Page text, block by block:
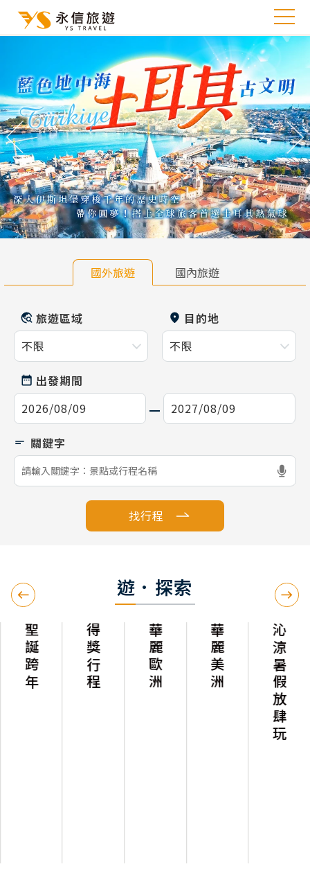
往前 往
國外旅遊 國內旅遊
旅遊區域 目的地
出發期間
找行程
遊．探索
聖誕跨年 得獎行程 華麗歐洲 華麗美洲 沁涼暑假放肆玩